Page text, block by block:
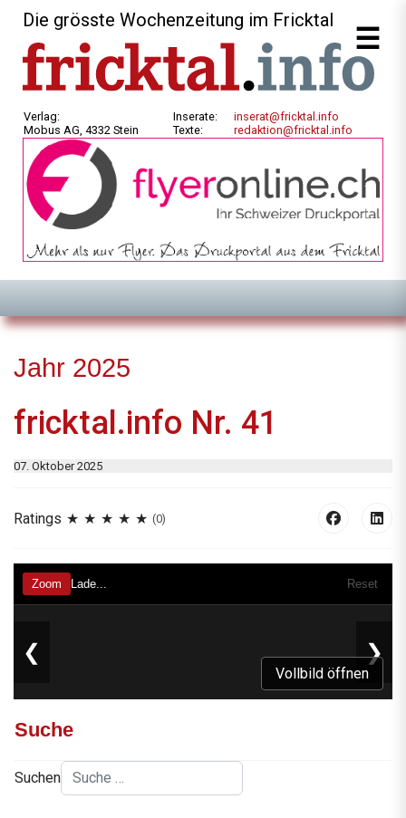
Die grösste Wochenzeitung im Fricktal
Verlag:
Mobus AG, 4332 Stein
Inserate:
Texte:
inserat@fricktal.info
redaktion@fricktal.info
Jahr 2025
fricktal.info Nr. 41
07. Oktober 2025
Ratings (0)
Vollbild öffnen
Suche
Suchen